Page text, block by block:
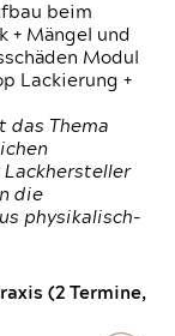
beim
+ Mängel und
Modul
Lackierung +
das Thema
Lackhersteller
die
physikalisch-
(2 Termine,